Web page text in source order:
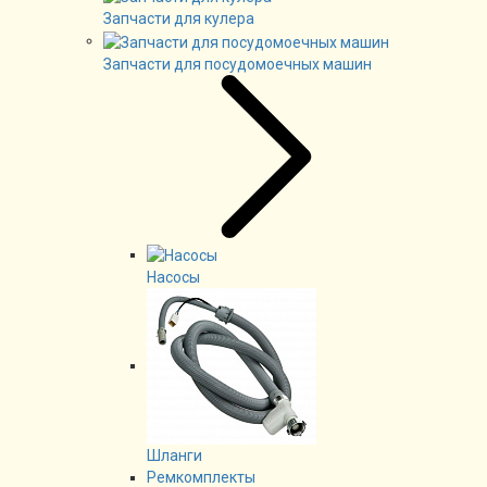
Запчасти для кулера
Запчасти для посудомоечных машин
Насосы
Шланги
Ремкомплекты